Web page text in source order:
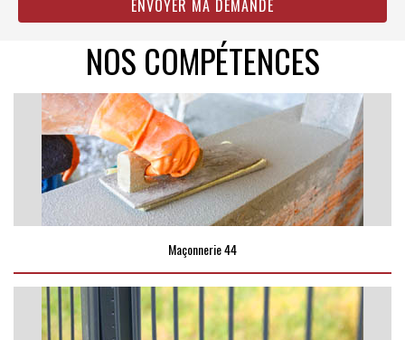
NOS COMPÉTENCES
Maçonnerie 44